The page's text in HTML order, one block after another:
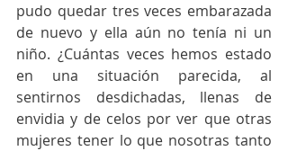
pudo quedar tres veces embarazada
de nuevo y ella aún no tenía ni un
niño. ¿Cuántas veces hemos estado
en una situación parecida, al
sentirnos desdichadas, llenas de
envidia y de celos por ver que otras
mujeres tener lo que nosotras tanto